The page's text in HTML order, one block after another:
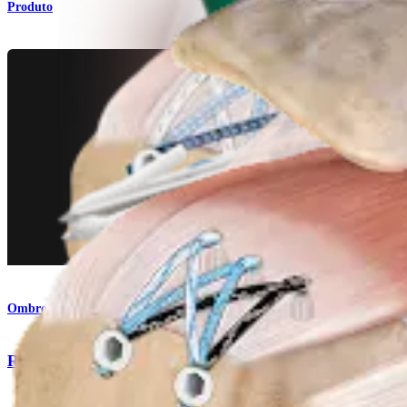
Produto
Ombro
Reparo do manguito rotador com FiberTak®